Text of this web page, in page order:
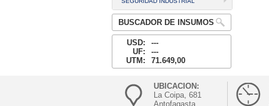
BUSCADOR DE INSUMOS
USD:
---
UF:
---
UTM:
71.649,00
UBICACION:
La Coipa, 681
Antofagasta